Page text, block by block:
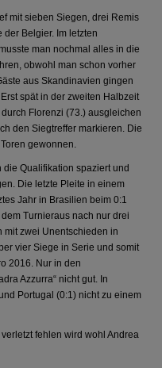
mit sieben Siegen, drei Remis
Belgier. Im letzten
man nochmal alles in die
obwohl man schon vorher
aus Skandinavien gingen
spät in der zweiten Halbzeit
Florenzi (73.) ausgleichen
den Siegtreffer markieren. Die
gewonnen.
Qualifikation spaziert und
Die letzte Pleite in einem
Jahr in Brasilien beim 0:1
Turnieraus nach nur drei
mit zwei Unentschieden in
vier Siege in Serie und somit
2016. Nur in den
Azzurra“ nicht gut. In
Portugal (0:1) nicht zu einem
fehlen wird wohl Andrea